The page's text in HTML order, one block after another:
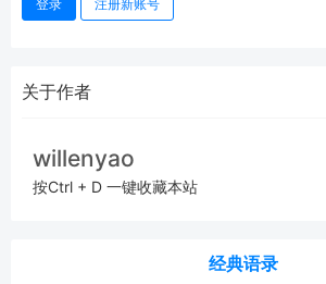
登录 注册新账号
关于作者
willenyao
按Ctrl + D 一键收藏本站
经典语录